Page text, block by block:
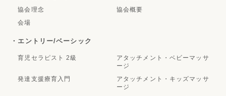
協会理念
協会概要
会場
・エントリー/ベーシック
育児セラピスト 2級
アタッチメント・ベビーマッサ
ージ
発達支援療育入門
アタッチメント・キッズマッサ
ージ